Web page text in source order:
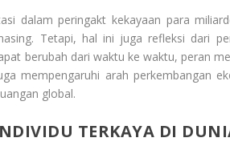
dalam peringakt kekayaan para
Tetapi, hal ini juga refleksi dari
berubah dari waktu ke waktu, peran
mempengaruhi arah perkembangan
global.
TERKAYA DI